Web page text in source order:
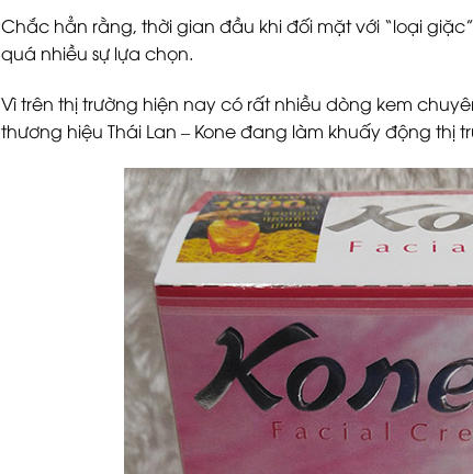
Chắc hẳn rằng, thời gian đầu khi đối mặt với “loại
quá nhiều sự lựa chọn.
Vì trên thị trường hiện nay có rất nhiều dòng kem
thương hiệu Thái Lan – Kone đang làm khuấy động thị